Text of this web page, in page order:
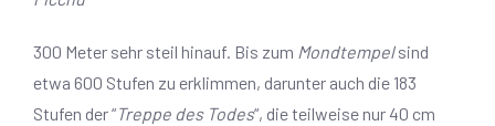
300 Meter sehr steil hinauf. Bis zum Mondtempelsind
etwa 600 Stufen zu erklimmen, darunter auch die 183
Stufen der “Treppe des Todes“, die teilweise nur 40 cm